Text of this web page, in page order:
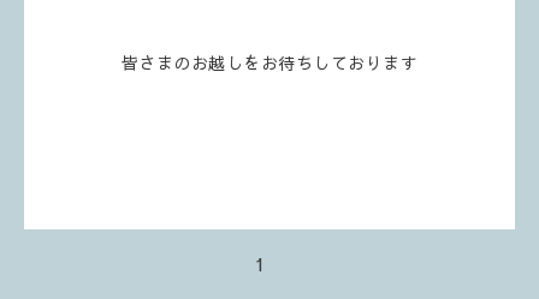
皆さまのお越しをお待ちしております
1